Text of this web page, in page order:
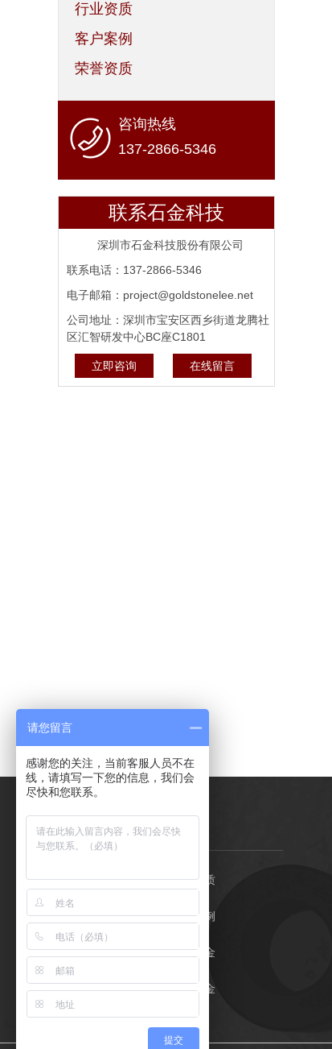
行业资质
客户案例
荣誉资质
咨询热线
137-2866-5346
联系石金科技
深圳市石金科技股份有限公司
联系电话：137-2866-5346
电子邮箱：project@goldstonelee.net
公司地址：深圳市宝安区西乡街道龙腾社
区汇智研发中心BC座C1801
立即咨询 在线留言
石金首页 荣誉资质
石墨制品 客户案例
产品中心 关于石金
应用领域 联系石金
请您留言
感谢您的关注，当前客服人员不在
线，请填写一下您的信息，我们会
尽快和您联系。
提交